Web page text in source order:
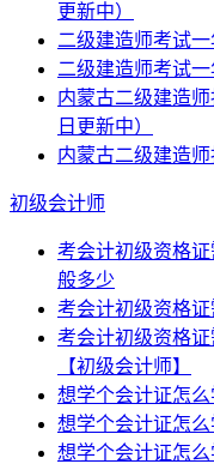
更新中）
二级建造师考试
二级建造师考试
内蒙古二级建造
日更新中）
内蒙古二级建造
初级会计师
考会计初级资格
般多少
考会计初级资格
考会计初级资格
【初级会计师】
想学个会计证怎
想学个会计证怎
想学个会计证怎